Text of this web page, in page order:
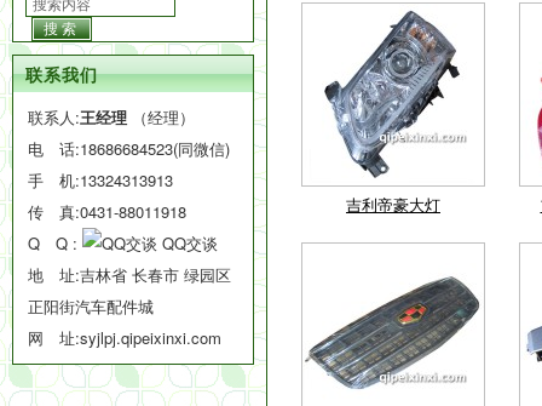
搜索
联系我们
联系人:王经理 （经理）
电 话:18686684523(同微信)
手 机:13324313913
传 真:0431-88011918
Q Q :
QQ交谈
地 址:吉林省 长春市 绿园区
正阳街汽车配件城
网 址:syjlpj.qipeixinxi.com
吉利帝豪大灯